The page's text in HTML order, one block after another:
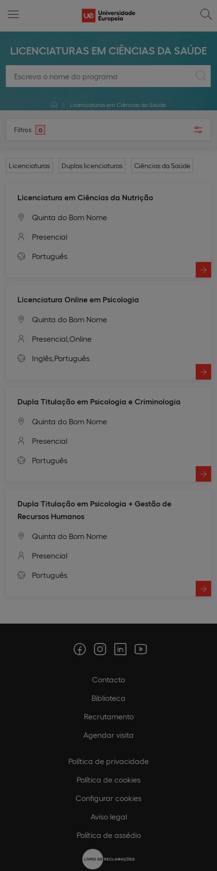
LICENCIATURAS EM CIÊNCIAS DA SAÚDE
Licenciaturas em Ciências da Saúde
Filtros 0
Licenciaturas Duplas licenciaturas Ciências da Saúde
Licenciatura em Ciências da Nutrição
Quinta do Bom Nome
Presencial
Português
Licenciatura Online em Psicologia
Quinta do Bom Nome
Presencial, Online
Inglês, Português
Dupla Titulação em Psicologia e Criminologia
Quinta do Bom Nome
Presencial
Português
Dupla Titulação em Psicologia + Gestão de
Recursos Humanos
Quinta do Bom Nome
Presencial
Português
Contacto
Biblioteca
Recrutamento
Agendar visita
Política de privacidade
Política de cookies
Configurar cookies
Aviso legal
Política de assédio